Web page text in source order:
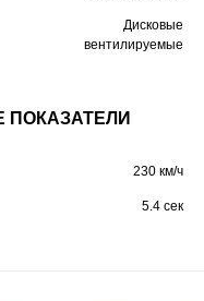
Дисковые
вентилируемые
ПОКАЗАТЕЛИ
230 км/ч
5.4 сек